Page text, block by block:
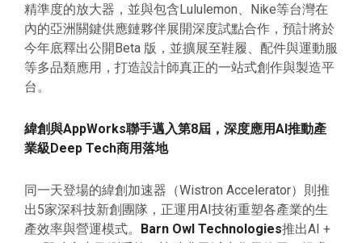
精準度的放大器，並與包含Lululemon、Nike等台灣在
內的亞洲關鍵供應鏈夥伴展開深度試點合作，預計將於
今年底釋出公開Beta 版，並擴展至鞋履、配件與運動服
等多品類應用，打造設計師真正的一站式創作與製造平
台。
緯創與AppWorks聯手邁入第8屆，深度應用AI推動產
業級Deep Tech商用落地
同一天登場的緯創加速器（Wistron Accelerator）則推
出5家深科技新創團隊，正運用AI技術重塑各產業的生
產效率與營運模式。 Barn Owl Technologies推出AI +